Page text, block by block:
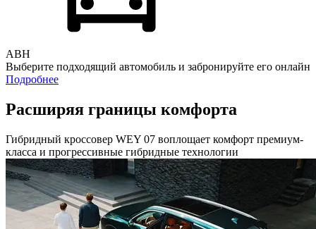
АВН
Выберите подходящий автомобиль и забронируйте его онлайн
Подробнее
Расширяя границы комфорта
Гибридный кроссовер WEY 07 воплощает комфорт премиум-
класса и прогрессивные гибридные технологии